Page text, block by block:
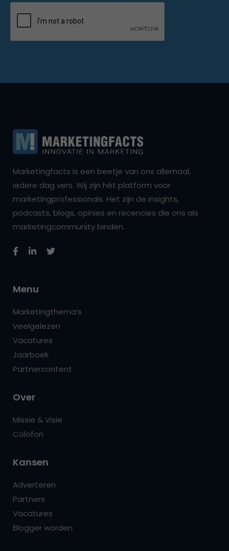
Marketingfacts is een beetje van ons allemaal,
iedere dag vers. Wij zijn hét platform voor
marketingprofessionals. Het zijn de insights,
podcasts, blogs, opinies en recencies die ons als
marketingcommunity binden.
Menu
Marketingthema’s
Veelgelezen
Vacatures
Jaarboek
Partnercontent
Over
Missie & Visie
Colofon
Kansen
Adverteren
Partners
Vacatures
Blogger worden